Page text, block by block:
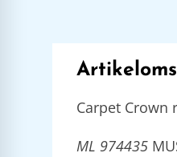
Carpet Crown
ML 974435